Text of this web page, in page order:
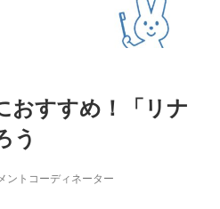
おすすめ！「リナ
う
トコーディネーター